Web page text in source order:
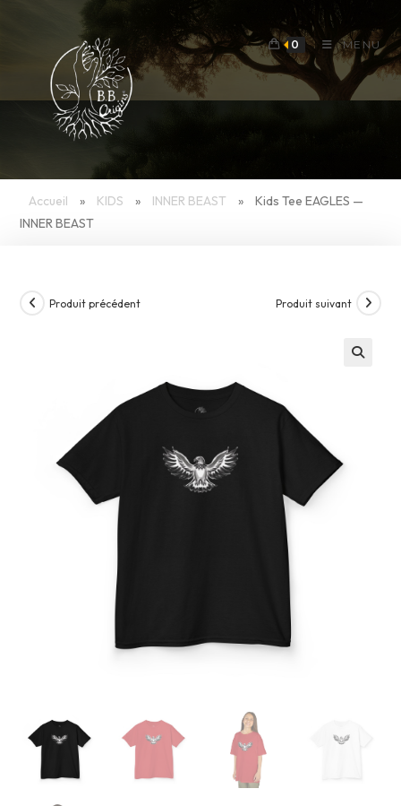
0 MENU
Accueil » KIDS » INNER BEAST »
Kids Tee EAGLES —
INNER BEAST
Produit précédent Produit suivant